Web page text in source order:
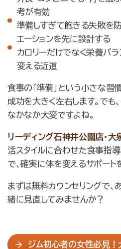
考が有効
準備しすぎて飽きる失敗を防
エーションを先に設計する
カロリーだけでなく栄養バ
変える近道
食事の「準備」という小さな習
成功を大きく左右します。でも
なかなか大変ですよね。
リーディング石神井公園店・大
活スタイルに合わせた食事指
で、確実に体を変えるサポート
まずは無料カウンセリングで
緒に見直してみませんか？
ジム初心者の女性必見